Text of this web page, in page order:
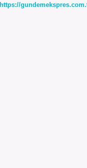
https://